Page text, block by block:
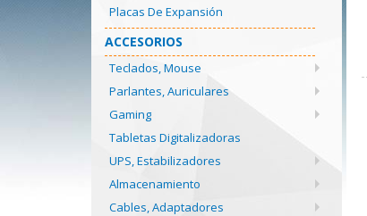
Placas De Expansión
ACCESORIOS
Teclados, Mouse
Parlantes, Auriculares
Gaming
Tabletas Digitalizadoras
UPS, Estabilizadores
Almacenamiento
Cables, Adaptadores